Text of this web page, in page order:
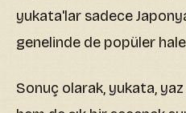
yukata'lar sadece
genelinde de popüler
Sonuç olarak, yukata,